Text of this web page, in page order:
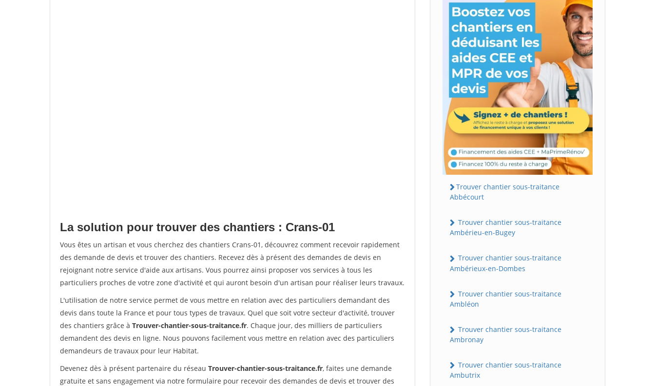
La solution pour trouver des chantiers : Crans-01
Vous êtes un artisan et vous cherchez des chantiers Crans-01, découvrez comment recevoir rapidement
des demande de devis et trouver des chantiers. Recevez dès à présent des demandes de devis en
rejoignant notre service d'aide aux artisans. Vous pourrez ainsi proposer vos services à tous les
particuliers proches de votre zone d'activité et qui auront besoin d'un artisan pour réaliser leurs travaux.
L'utilisation de notre service permet de vous mettre en relation avec des particuliers demandant des
devis dans toute la France et pour tous types de travaux. Quel que soit votre secteur d'activité, trouver
des chantiers grâce à Trouver-chantier-sous-traitance.fr. Chaque jour, des milliers de particuliers
demandent des devis en ligne. Nous pouvons facilement vous mettre en relation avec des particuliers
demandeurs de travaux pour leur Habitat.
Devenez dès à présent partenaire du réseau Trouver-chantier-sous-traitance.fr, faites une demande
gratuite et sans engagement via notre formulaire pour recevoir des demandes de devis et trouver des
Trouver chantier sous-traitance
Abbécourt
Trouver chantier sous-traitance
Ambérieu-en-Bugey
Trouver chantier sous-traitance
Ambérieux-en-Dombes
Trouver chantier sous-traitance
Ambléon
Trouver chantier sous-traitance
Ambronay
Trouver chantier sous-traitance
Ambutrix